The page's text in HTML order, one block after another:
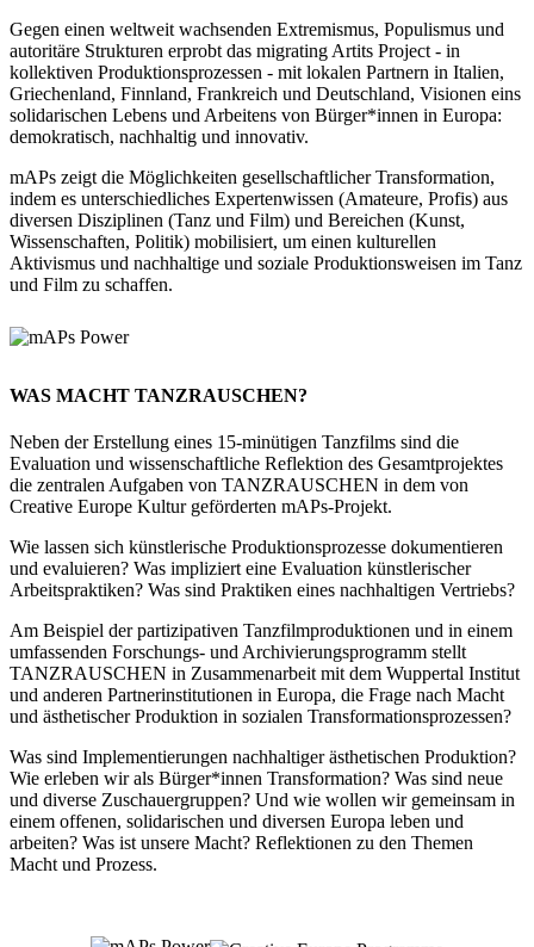
Gegen einen weltweit wachsenden Extremismus, Populismus und
autoritäre Strukturen erprobt das migrating Artits Project - in
kollektiven Produktionsprozessen - mit lokalen Partnern in Italien,
Griechenland, Finnland, Frankreich und Deutschland, Visionen eins
solidarischen Lebens und Arbeitens von Bürger*innen in Europa:
demokratisch, nachhaltig und innovativ.
mAPs zeigt die Möglichkeiten gesellschaftlicher Transformation,
indem es unterschiedliches Expertenwissen (Amateure, Profis) aus
diversen Disziplinen (Tanz und Film) und Bereichen (Kunst,
Wissenschaften, Politik) mobilisiert, um einen kulturellen
Aktivismus und nachhaltige und soziale Produktionsweisen im Tanz
und Film zu schaffen.
WAS MACHT TANZRAUSCHEN?
Neben der Erstellung eines 15-minütigen Tanzfilms sind die
Evaluation und wissenschaftliche Reflektion des Gesamtprojektes
die zentralen Aufgaben von TANZRAUSCHEN in dem von
Creative Europe Kultur geförderten mAPs-Projekt.
Wie lassen sich künstlerische Produktionsprozesse dokumentieren
und evaluieren? Was impliziert eine Evaluation künstlerischer
Arbeitspraktiken? Was sind Praktiken eines nachhaltigen Vertriebs?
Am Beispiel der partizipativen Tanzfilmproduktionen und in einem
umfassenden Forschungs- und Archivierungsprogramm stellt
TANZRAUSCHEN in Zusammenarbeit mit dem Wuppertal Institut
und anderen Partnerinstitutionen in Europa, die Frage nach Macht
und ästhetischer Produktion in sozialen Transformationsprozessen?
Was sind Implementierungen nachhaltiger ästhetischen Produktion?
Wie erleben wir als Bürger*innen Transformation? Was sind neue
und diverse Zuschauergruppen? Und wie wollen wir gemeinsam in
einem offenen, solidarischen und diversen Europa leben und
arbeiten? Was ist unsere Macht? Reflektionen zu den Themen
Macht und Prozess.